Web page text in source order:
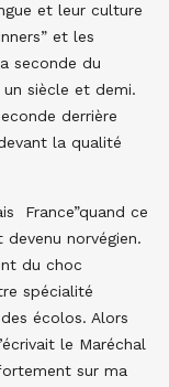
et leur culture
et les
seconde du
un siècle et demi.
derrière
la qualité
France”quand ce
norvégien.
du choc
spécialité
écolos. Alors
le Maréchal
sur ma